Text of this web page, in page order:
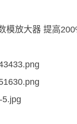
放大器 提高